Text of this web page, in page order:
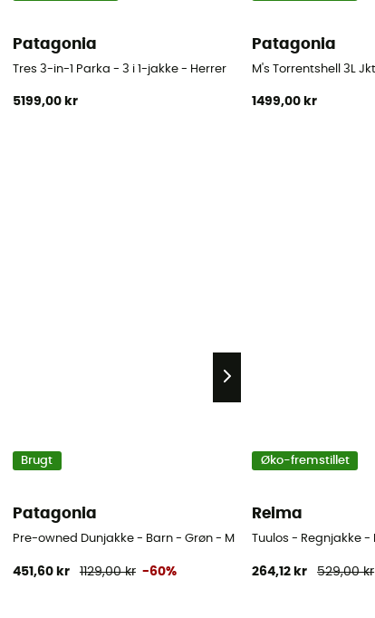
Patagonia
Tres 3-in-1 Parka - 3 i 1-jakke - Herrer
5199,00 kr
Patagonia
M's Torrentshell 3L
1499,00 kr
Brugt
Patagonia
Pre-owned Dunjakke - Barn - Grøn - M
451,60 kr 1129,00 kr -60%
Øko-fremstillet
Reima
Tuulos - Regnjakke -
264,12 kr 529,00 kr